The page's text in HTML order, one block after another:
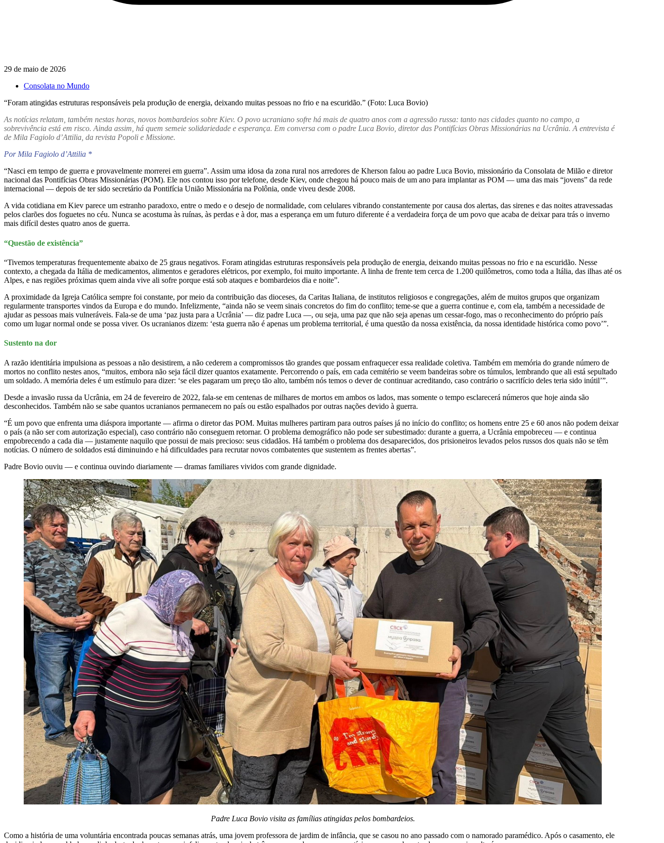
29 de maio de 2026
Consolata no Mundo
“Foram atingidas estruturas responsáveis pela produção de energia, deixando muitas pessoas no frio e na escuridão.” (Foto: Luca Bovio)
As notícias relatam, também nestas horas, novos bombardeios sobre Kiev. O povo ucraniano sofre há mais de quatro anos com a agressão russa: tanto nas cidades quanto no campo, a
sobrevivência está em risco. Ainda assim, há quem semeie solidariedade e esperança. Em conversa com o padre Luca Bovio, diretor das Pontifícias Obras Missionárias na Ucrânia. A entrevista é
de Mila Fagiolo d’Attilia, da revista Popoli e Missione.
Por Mila Fagiolo d’Attilia *
“Nasci em tempo de guerra e provavelmente morrerei em guerra”. Assim uma idosa da zona rural nos arredores de Kherson falou ao padre Luca Bovio, missionário da Consolata de Milão e diretor
nacional das Pontifícias Obras Missionárias (POM). Ele nos contou isso por telefone, desde Kiev, onde chegou há pouco mais de um ano para implantar as POM — uma das mais “jovens” da rede
internacional — depois de ter sido secretário da Pontifícia União Missionária na Polônia, onde viveu desde 2008.
A vida cotidiana em Kiev parece um estranho paradoxo, entre o medo e o desejo de normalidade, com celulares vibrando constantemente por causa dos alertas, das sirenes e das noites atravessadas
pelos clarões dos foguetes no céu. Nunca se acostuma às ruínas, às perdas e à dor, mas a esperança em um futuro diferente é a verdadeira força de um povo que acaba de deixar para trás o inverno
mais difícil destes quatro anos de guerra.
“Questão de existência”
“Tivemos temperaturas frequentemente abaixo de 25 graus negativos. Foram atingidas estruturas responsáveis pela produção de energia, deixando muitas pessoas no frio e na escuridão. Nesse
contexto, a chegada da Itália de medicamentos, alimentos e geradores elétricos, por exemplo, foi muito importante. A linha de frente tem cerca de 1.200 quilômetros, como toda a Itália, das ilhas até os
Alpes, e nas regiões próximas quem ainda vive ali sofre porque está sob ataques e bombardeios dia e noite”.
A proximidade da Igreja Católica sempre foi constante, por meio da contribuição das dioceses, da Caritas Italiana, de institutos religiosos e congregações, além de muitos grupos que organizam
regularmente transportes vindos da Europa e do mundo. Infelizmente, “ainda não se veem sinais concretos do fim do conflito; teme-se que a guerra continue e, com ela, também a necessidade de
ajudar as pessoas mais vulneráveis. Fala-se de uma ‘paz justa para a Ucrânia’ — diz padre Luca —, ou seja, uma paz que não seja apenas um cessar-fogo, mas o reconhecimento do próprio país
como um lugar normal onde se possa viver. Os ucranianos dizem: ‘esta guerra não é apenas um problema territorial, é uma questão da nossa existência, da nossa identidade histórica como povo’”.
Sustento na dor
A razão identitária impulsiona as pessoas a não desistirem, a não cederem a compromissos tão grandes que possam enfraquecer essa realidade coletiva. Também em memória do grande número de
mortos no conflito nestes anos, “muitos, embora não seja fácil dizer quantos exatamente. Percorrendo o país, em cada cemitério se veem bandeiras sobre os túmulos, lembrando que ali está sepultado
um soldado. A memória deles é um estímulo para dizer: ‘se eles pagaram um preço tão alto, também nós temos o dever de continuar acreditando, caso contrário o sacrifício deles teria sido inútil’”.
Desde a invasão russa da Ucrânia, em 24 de fevereiro de 2022, fala-se em centenas de milhares de mortos em ambos os lados, mas somente o tempo esclarecerá números que hoje ainda são
desconhecidos. Também não se sabe quantos ucranianos permanecem no país ou estão espalhados por outras nações devido à guerra.
“É um povo que enfrenta uma diáspora importante — afirma o diretor das POM. Muitas mulheres partiram para outros países já no início do conflito; os homens entre 25 e 60 anos não podem deixar
o país (a não ser com autorização especial), caso contrário não conseguem retornar. O problema demográfico não pode ser subestimado: durante a guerra, a Ucrânia empobreceu — e continua
empobrecendo a cada dia — justamente naquilo que possui de mais precioso: seus cidadãos. Há também o problema dos desaparecidos, dos prisioneiros levados pelos russos dos quais não se têm
notícias. O número de soldados está diminuindo e há dificuldades para recrutar novos combatentes que sustentem as frentes abertas”.
Padre Bovio ouviu — e continua ouvindo diariamente — dramas familiares vividos com grande dignidade.
Padre Luca Bovio visita as famílias atingidas pelos bombardeios.
Como a história de uma voluntária encontrada poucas semanas atrás, uma jovem professora de jardim de infância, que se casou no ano passado com o namorado paramédico. Após o casamento, ele